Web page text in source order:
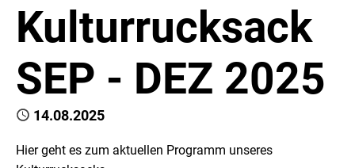
Kulturrucksack
SEP - DEZ 2025
Published
14.08.2025
Hier geht es zum aktuellen Programm unseres